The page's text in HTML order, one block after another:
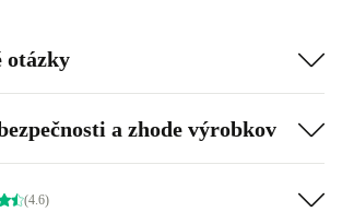
otázky
a zhode výrobkov
(4.6)